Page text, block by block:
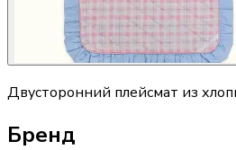
Двусторонний плейсмат из
Бренд